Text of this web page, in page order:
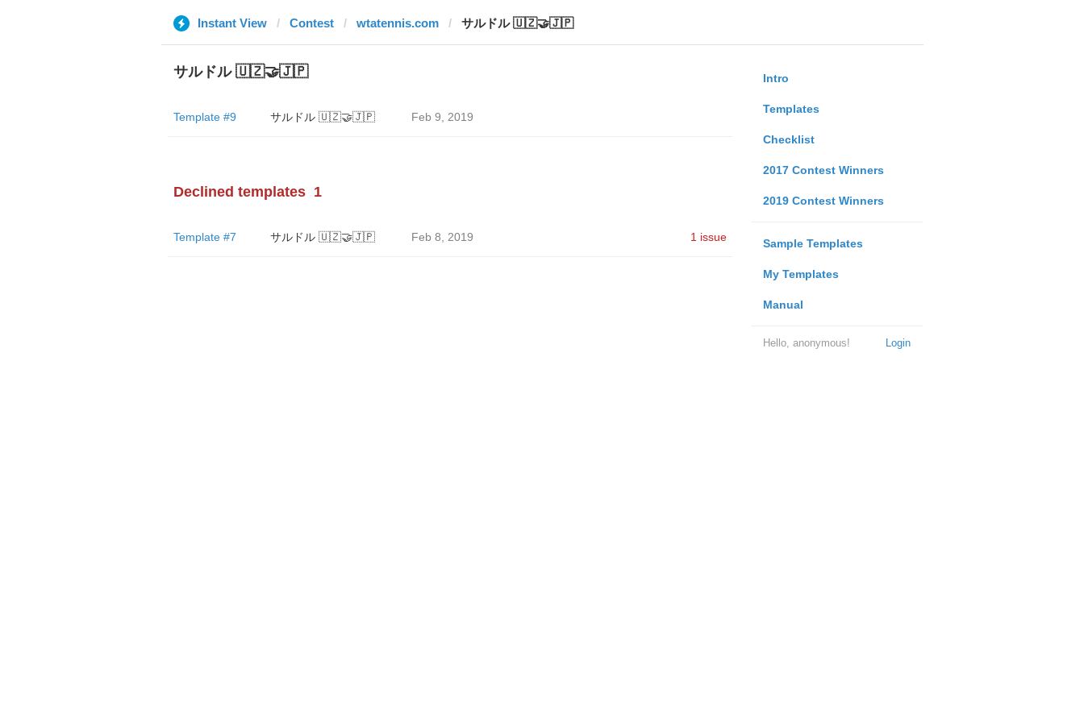
Instant View Contest wtatennis.com サルドル 🇺🇿🤝🇯🇵
Intro
Templates
Checklist
2017 Contest Winners
2019 Contest Winners
Sample Templates
My Templates
Manual
Login
Hello, anonymous!
サルドル 🇺🇿🤝🇯🇵
Template #9 サルドル 🇺🇿🤝🇯🇵 Feb 9, 2019
Declined templates 1
Template #7 サルドル 🇺🇿🤝🇯🇵 Feb 8, 2019 1 issue